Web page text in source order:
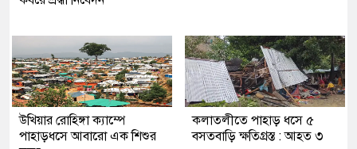
উখিয়ার রোহিঙ্গা ক্যাম্পে
পাহাড়ধসে আবারো এক শিশুর
কলাতলীতে পাহাড় ধসে ৫
বসতবাড়ি ক্ষতিগ্রস্ত : আহত ৩